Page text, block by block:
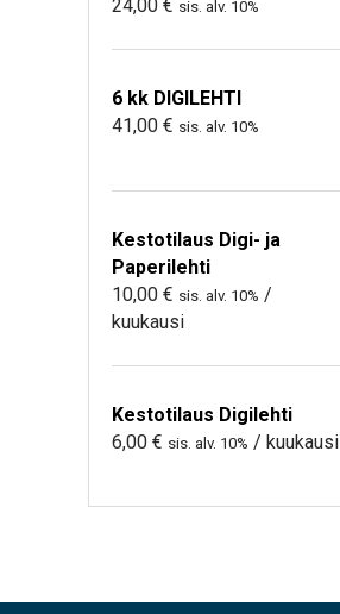
24,00 € sis. alv. 10%
6 kk DIGILEHTI
41,00 € sis. alv. 10%
Kestotilaus Digi- ja
Paperilehti
10,00 € sis. alv. 10% /
kuukausi
Kestotilaus Digilehti
6,00 € sis. alv. 10% / kuukausi